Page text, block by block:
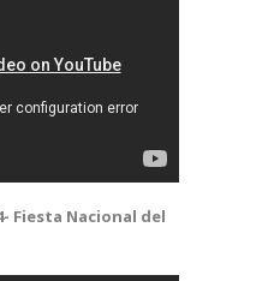
Fiesta Nacional del